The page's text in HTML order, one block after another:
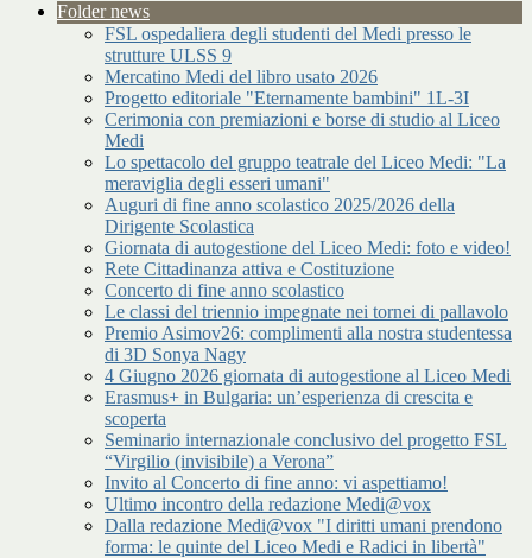
Folder news
FSL ospedaliera degli studenti del Medi presso le
strutture ULSS 9
Mercatino Medi del libro usato 2026
Progetto editoriale "Eternamente bambini" 1L-3I
Cerimonia con premiazioni e borse di studio al Liceo
Medi
Lo spettacolo del gruppo teatrale del Liceo Medi: "La
meraviglia degli esseri umani"
Auguri di fine anno scolastico 2025/2026 della
Dirigente Scolastica
Giornata di autogestione del Liceo Medi: foto e video!
Rete Cittadinanza attiva e Costituzione
Concerto di fine anno scolastico
Le classi del triennio impegnate nei tornei di pallavolo
Premio Asimov26: complimenti alla nostra studentessa
di 3D Sonya Nagy
4 Giugno 2026 giornata di autogestione al Liceo Medi
Erasmus+ in Bulgaria: un’esperienza di crescita e
scoperta
Seminario internazionale conclusivo del progetto FSL
“Virgilio (invisibile) a Verona”
Invito al Concerto di fine anno: vi aspettiamo!
Ultimo incontro della redazione Medi@vox
Dalla redazione Medi@vox "I diritti umani prendono
forma: le quinte del Liceo Medi e Radici in libertà"